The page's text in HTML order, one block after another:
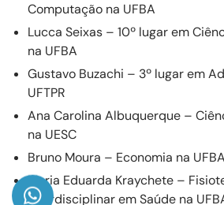
Computação na UFBA
Lucca Seixas – 10º lugar em
na UFBA
Gustavo Buzachi – 3º lugar em
UFTPR
Ana Carolina Albuquerque –
na UESC
Bruno Moura – Economia na UFBA
Maria Eduarda Kraychete –
Interdisciplinar em Saúde na